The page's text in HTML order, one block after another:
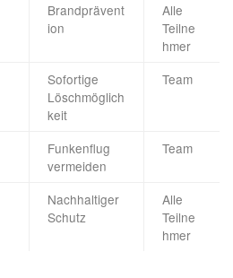
Brandprävent
ion
Alle
Teilne
hmer
Sofortige
Löschmöglich
keit
Team
Funkenflug
vermeiden
Team
Nachhaltiger
Schutz
Alle
Teilne
hmer